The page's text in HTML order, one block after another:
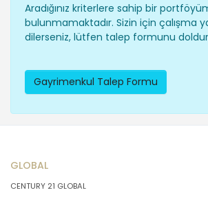
Aradığınız kriterlere sahip bir
bulunmamaktadır. Sizin için çalışma
dilerseniz, lütfen talep formunu
Gayrimenkul Talep Formu
GLOBAL
CENTURY 21 GLOBAL